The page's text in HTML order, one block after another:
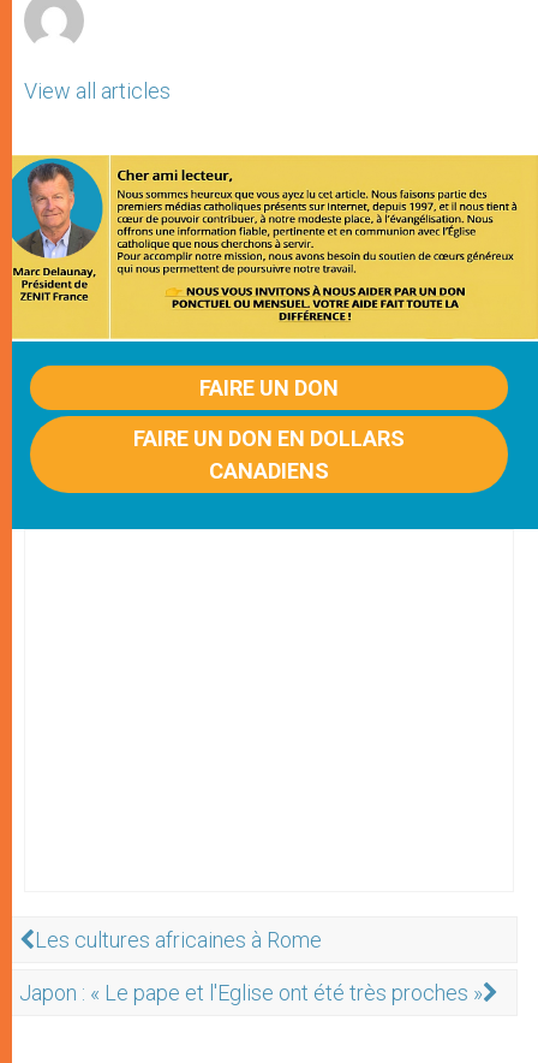
View all articles
FAIRE UN DON
FAIRE UN DON EN DOLLARS
CANADIENS
Les cultures africaines à Rome
Japon : « Le pape et l'Eglise ont été très proches »